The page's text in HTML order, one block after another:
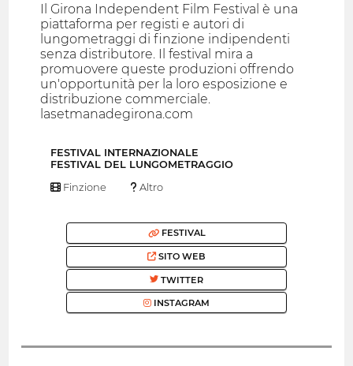
Il Girona Independent Film Festival è una
piattaforma per registi e autori di
lungometraggi di finzione indipendenti
senza distributore. Il festival mira a
promuovere queste produzioni offrendo
un'opportunità per la loro esposizione e
distribuzione commerciale.
lasetmanadegirona.com
FESTIVAL INTERNAZIONALE
FESTIVAL DEL LUNGOMETRAGGIO
Finzione Altro
FESTIVAL
SITO WEB
TWITTER
INSTAGRAM